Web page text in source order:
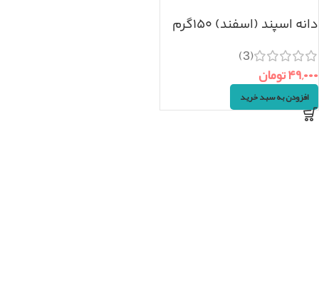
دانه اسپند (اسفند) ۱۵۰گرم
(3)
۴۹,۰۰۰تومان
افزودن به سبد خرید